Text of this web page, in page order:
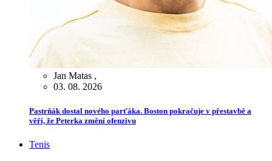
Jan Matas ,
03. 08. 2026
Pastrňák dostal nového parťáka. Boston pokračuje v přestavbě a
věří, že Peterka změní ofenzivu
Tenis